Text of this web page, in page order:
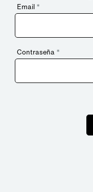
Email *
Contraseña *